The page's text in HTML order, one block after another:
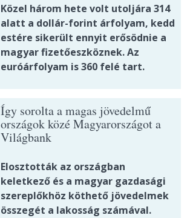
Közel három hete volt utoljára 314
alatt a dollár-forint árfolyam, kedd
estére sikerült ennyit erősödnie a
magyar fizetőeszköznek. Az
euróárfolyam is 360 felé tart.
Így sorolta a magas jövedelmű
országok közé Magyarországot a
Világbank
Elosztották az országban
keletkező és a magyar gazdasági
szereplőkhöz köthető jövedelmek
összegét a lakosság számával.